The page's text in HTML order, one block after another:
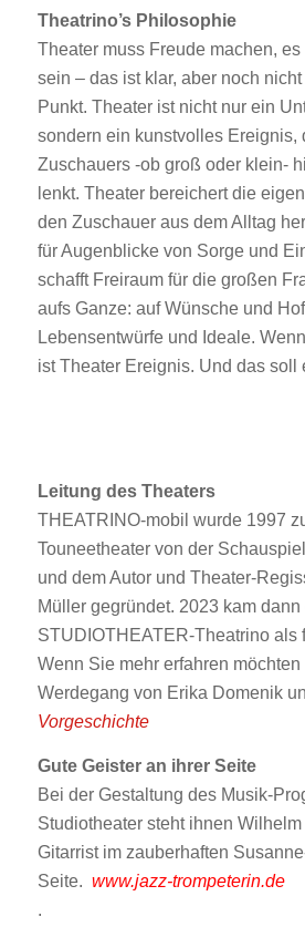
Theatrino’s Philosophie
Theater muss Freude machen,
sein – das ist klar, aber noch
Punkt. Theater ist nicht nur ein
sondern ein kunstvolles Ereignis,
Zuschauers -ob groß oder klein-
lenkt. Theater bereichert die
den Zuschauer aus dem Alltag
für Augenblicke von Sorge und
schafft Freiraum für die großen
aufs Ganze: auf Wünsche und
Lebensentwürfe und Ideale.
ist Theater Ereignis. Und das soll
Leitung des Theaters
THEATRINO-mobil wurde 1997
Touneetheater von der
und dem Autor und Theater-
Müller gegründet. 2023 kam dann
STUDIOTHEATER-Theatrino als
Wenn Sie mehr erfahren möchten
Werdegang von Erika Domenik
Vorgeschichte
Gute Geister an ihrer Seite
Bei der Gestaltung des Musik-
Studiotheater steht ihnen
Gitarrist im zauberhaften
Seite. www.jazz-trompeterin.de
.